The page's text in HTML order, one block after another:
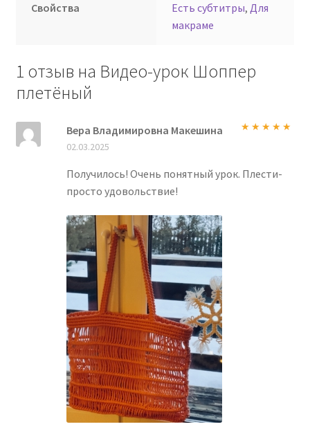
Свойства Есть субтитры,Для
макраме
1 отзыв на Видео-урок Шоппер
плетёный
Вера Владимировна Макешина
02.03.2025
Получилось! Очень понятный урок. Плести-
просто удовольствие!